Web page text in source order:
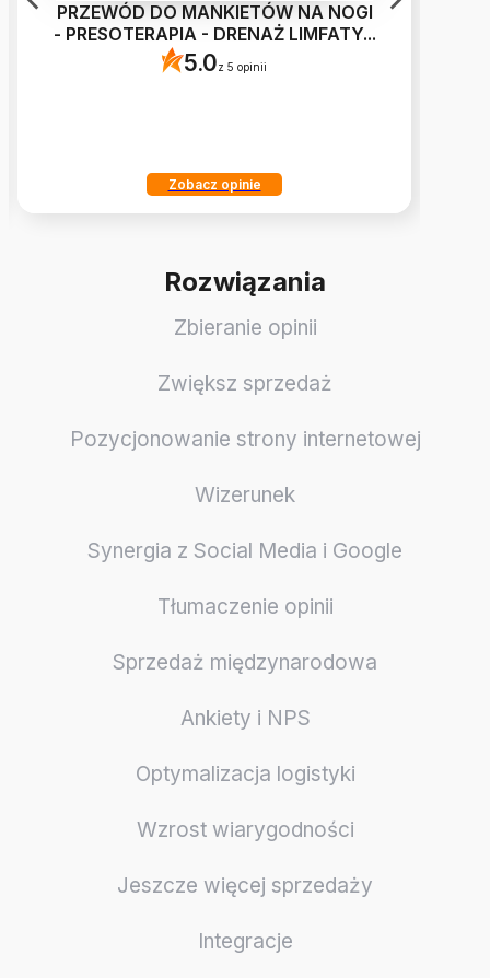
PRZEWÓD DO MANKIETÓW NA NOGI
- PRESOTERAPIA - DRENAŻ LIMFATY...
5.0z 5 opinii
Zobacz opinie
Rozwiązania
Zbieranie opinii
Zwiększ sprzedaż
Pozycjonowanie strony internetowej
Wizerunek
Synergia z Social Media i Google
Tłumaczenie opinii
Sprzedaż międzynarodowa
Ankiety i NPS
Optymalizacja logistyki
Wzrost wiarygodności
Jeszcze więcej sprzedaży
Integracje